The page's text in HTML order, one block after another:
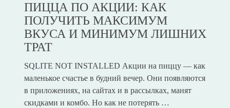
ПИЦЦА ПО АКЦИИ: КАК
ПОЛУЧИТЬ МАКСИМУМ
ВКУСА И МИНИМУМ ЛИШНИХ
ТРАТ
SQLITE NOT INSTALLED Акции на пиццу — как
маленькое счастье в будний вечер. Они появляются
в приложениях, на сайтах и в рассылках, манят
скидками и комбо. Но как не потерять …